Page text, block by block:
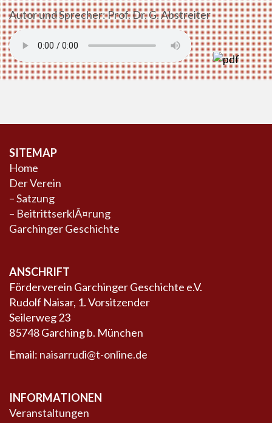
Autor und Sprecher: Prof. Dr. G. Abstreiter
SITEMAP
Home
Der Verein
–Satzung
– BeitrittserklÃ¤rung
Garchinger Geschichte
ANSCHRIFT
Förderverein Garchinger Geschichte e.V.
Rudolf Naisar, 1. Vorsitzender
Seilerweg 23
85748 Garching b. München
Email: naisarrudi@t-online.de
INFORMATIONEN
Veranstaltungen